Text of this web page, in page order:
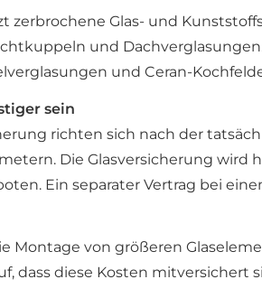
zerbrochene Glas- und
und
und Ceran-
sein
richten sich nach der
Die Glasversicherung wird
Ein separater Vertrag bei
Montage von größeren
dass diese Kosten mitversichert